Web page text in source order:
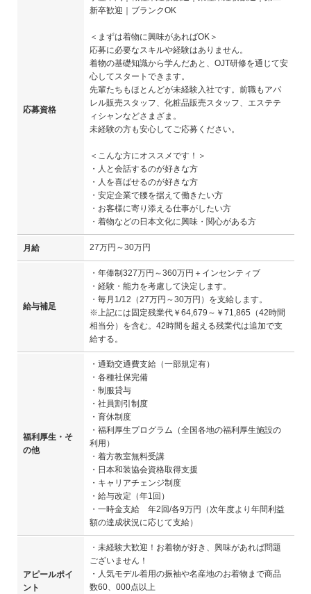
応募資格
新卒歓迎｜ブランクOK
＜まずは着物に興味があればOK＞
応募に必要なスキルや経験はありません。
着物の基礎知識から学んだあと、OJT研修を通じて安
心してスタートできます。
先輩たちもほとんどが未経験入社です。前職もアパ
レル販売スタッフ、化粧品販売スタッフ、エステテ
ィシャンなどさまざま。
未経験の方も安心してご応募ください。
＜こんな方にオススメです！＞
・人と会話するのが好きな方
・人を喜ばせるのが好きな方
・安定企業で腰を据えて働きたい方
・お客様に寄り添える仕事がしたい方
・着物などの日本文化に興味・関心がある方
月給 27万円～30万円
給与補足
・年俸制327万円～360万円＋インセンティブ
・経験・能力を考慮して決定します。
・毎月1/12（27万円～30万円）を支給します。
※上記には固定残業代￥64,679～￥71,865（42時間
相当分）を含む。42時間を超える残業代は追加で支
給する。
福利厚生・そ
の他
・通勤交通費支給（一部規定有）
・各種社保完備
・制服貸与
・社員割引制度
・育休制度
・福利厚生プログラム（全国各地の福利厚生施設の
利用）
・着方教室無料受講
・日本和装協会資格取得支援
・キャリアチェンジ制度
・給与改定（年1回）
・一時金支給 年2回/各9万円（次年度より年間利益
額の達成状況に応じて支給）
アピールポイ
ント
・未経験大歓迎！お着物が好き、興味があれば問題
ございません！
・人気モデル着用の振袖や名産地のお着物まで商品
数60、000点以上